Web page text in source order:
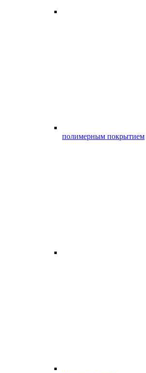
полимерным покрытием